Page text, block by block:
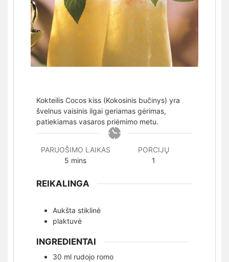
Kokteilis Cocos kiss (Kokosinis bučinys) yra
švelnus vaisinis ilgai geriamas gėrimas,
patiekiamas vasaros priėmimo metu.
PARUOŠIMO LAIKAS
5 minutes
mins
PORCIJŲ
1
REIKALINGA
Aukšta stiklinė
plaktuvė
INGREDIENTAI
30 ml rudojo romo